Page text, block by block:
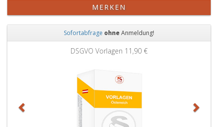
MERKEN
Sofortabfrage ohne Anmeldung!
DSGVO Vorlagen 11,90 €